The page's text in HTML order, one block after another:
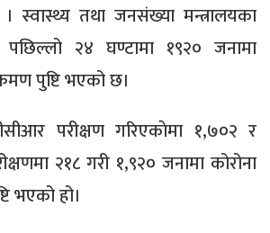
। स्वास्थ्य तथा जनसंख्या मन्त्रालयका
२४ घण्टामा १९२० जनामा
पुष्टि भएको छ।
परीक्षण गरिएकाेमा १,७०२ र
२१८ गरी १,९२० जनामा कोरोना
भएको हो।